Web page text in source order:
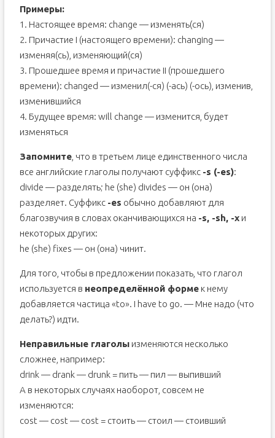
Примеры:
1. Настоящее время: change — изменять(ся)
2. Причастие I (настоящего времени): changing —
изменяя(сь), изменяющий(ся)
3. Прошедшее время и причастие II (прошедшего
времени): changed — изменил(-ся) (-ась) (-ось), изменив,
изменившийся
4. Будущее время: will change — изменится, будет
изменяться
Запомните, что в третьем лице единственного числа
все английские глаголы получают суффикс -s (-es):
divide — разделять; he (she) divides — он (она)
разделяет. Суффикс -es обычно добавляют для
благозвучия в словах оканчивающихся на -s, -sh, -xи
некоторых других:
he (she) fixes — он (она) чинит.
Для того, чтобы в предложении показать, что глагол
используется в неопределённой формек нему
добавляется частица «to». I have to go. — Мне надо (что
делать?) идти.
Неправильные глаголыизменяются несколько
сложнее, например:
drink — drank — drunk = пить — пил — выпивший
А в некоторых случаях наоборот, совсем не
изменяются:
cost — cost — cost = стоить — стоил — стоивший